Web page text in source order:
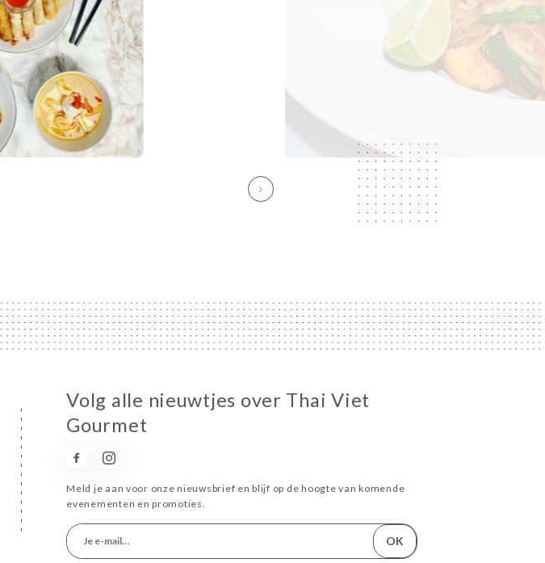
Volg alle nieuwtjes over Thai Viet
Gourmet
Meld je aan voor onze nieuwsbrief en blijf op de hoogte van komende
evenementen en promoties.
OK